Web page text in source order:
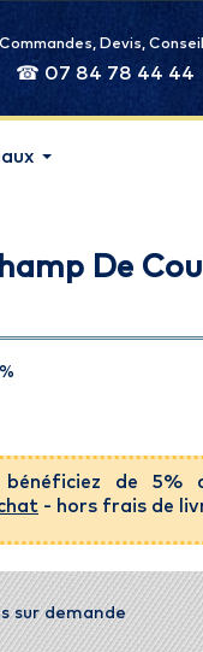
Commandes, Devis,
☎ 07 84 78 44 44
De
de 5%
- hors frais de
sur demande